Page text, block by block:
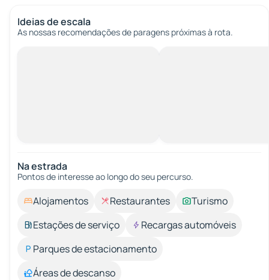
Ideias de escala
As nossas recomendações de paragens próximas à rota.
Na estrada
Pontos de interesse ao longo do seu percurso.
Alojamentos Restaurantes
Turismo
Estações de serviço
Recargas automóveis
Parques de estacionamento
Áreas de descanso